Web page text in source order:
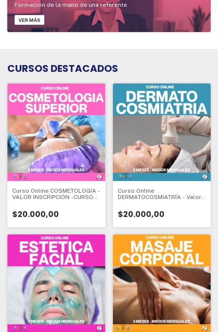
Formación de la mano de una referente
VER MÁS
CURSOS DESTACADOS
Curso Online COSMETOLOGÍA -
VALOR INSCRIPCIÓN -CURSO
Inscripción:
$20.000,00
Curso Online
DERMATOCOSMIATRÍA - Valor
ESPECIALIZACIÓN - 5 meses -
Valor Inscripción:
$20.000,00